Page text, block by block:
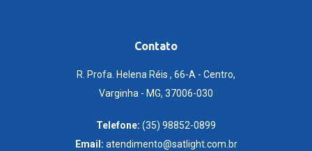
Contato
R. Profa. Helena Réis , 66-A - Centro,
Varginha - MG, 37006-030
Telefone: (35) 98852-0899
Email: atendimento@satlight.com.br